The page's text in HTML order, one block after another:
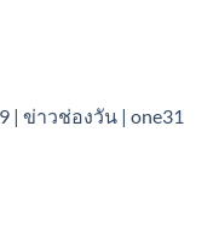
| ข่าวช่องวัน | one31